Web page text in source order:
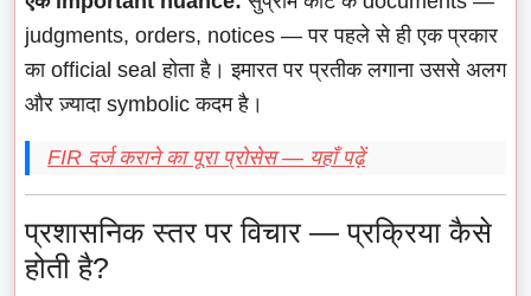
judgments, orders, notices — पर पहले से ही एक प्रकार
का official seal होता है। इमारत पर प्रतीक लगाना उससे अलग
और ज़्यादा symbolic कदम है।
FIR दर्ज कराने का पूरा प्रोसेस — यहाँ पढ़ें
प्रशासनिक स्तर पर विचार — प्रक्रिया कैसे
होती है?